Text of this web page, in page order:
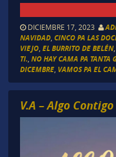
DICIEMBRE 17, 2023
NAVIDAD, CINCO PA LAS
VIEJO, EL BURRITO DE BELÉN,
TI. NO HAY CAMA PA TANTA
DICEMBRE, VAMOS PA EL
V.A – Algo Contigo